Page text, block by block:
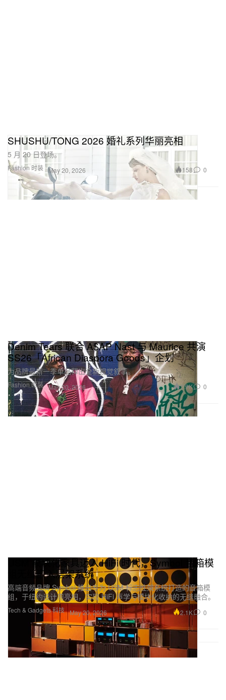
Fashion 时装
SHUSHU/TONG 2026 婚礼系列华丽亮相
5 月 20 日登场。
May 20, 2026 158 0
Fashion 时装
Denim Tears 联合 A$AP Nast 与 Maurice 共演
SS26「African Diaspora Goods」企划
为品牌最新一季单品释出全新视觉叙事。
May 20, 2026 1.9K 0
Tech & Gadgets 科技
USM 模块化家具迈入 HiFi 时代，Symbol 音箱模
组无缝嵌入层架系统
高端音频品牌 Symbol 推出专为 USM 标志性架系统打造的音箱模
组，于纽约设计周亮相，实现 HiFi 声学与模块化收纳的无缝融合。
May 20, 2026 2.1K 0